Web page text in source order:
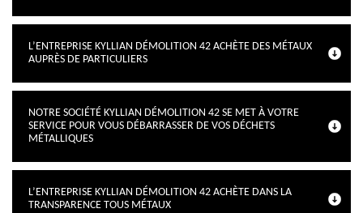
L’ENTREPRISE KYLLIAN DÉMOLITION 42 ACHÈTE DES MÉTAUX
AUPRÈS DE PARTICULIERS
NOTRE SOCIÉTÉ KYLLIAN DÉMOLITION 42 SE MET À VOTRE
SERVICE POUR VOUS DÉBARRASSER DE VOS DÉCHETS
MÉTALLIQUES
L’ENTREPRISE KYLLIAN DÉMOLITION 42 ACHÈTE DANS LA
TRANSPARENCE TOUS MÉTAUX